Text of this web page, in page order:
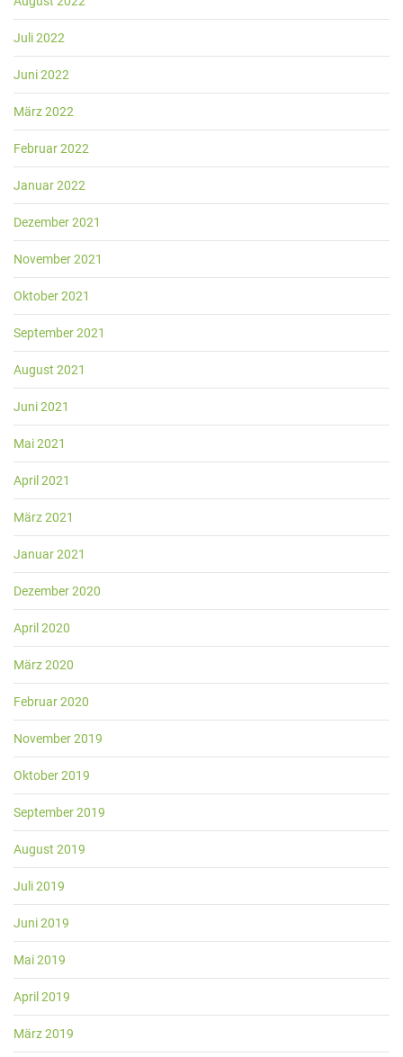
Juli 2022
Juni 2022
März 2022
Februar 2022
Januar 2022
Dezember 2021
November 2021
Oktober 2021
September 2021
August 2021
Juni 2021
Mai 2021
April 2021
März 2021
Januar 2021
Dezember 2020
April 2020
März 2020
Februar 2020
November 2019
Oktober 2019
September 2019
August 2019
Juli 2019
Juni 2019
Mai 2019
April 2019
März 2019